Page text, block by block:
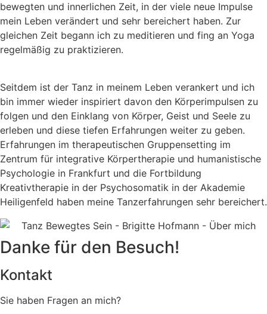
bewegten und innerlichen Zeit, in der viele neue Impulse
mein Leben verändert und sehr bereichert haben. Zur
gleichen Zeit begann ich zu meditieren und fing an Yoga
regelmäßig zu praktizieren.
Seitdem ist der Tanz in meinem Leben verankert und ich
bin immer wieder inspiriert davon den Körperimpulsen zu
folgen und den Einklang von Körper, Geist und Seele zu
erleben und diese tiefen Erfahrungen weiter zu geben.
Erfahrungen im therapeutischen Gruppensetting im
Zentrum für integrative Körpertherapie und humanistische
Psychologie in Frankfurt und die Fortbildung
Kreativtherapie in der Psychosomatik in der Akademie
Heiligenfeld haben meine Tanzerfahrungen sehr bereichert.
Danke für den Besuch!
Kontakt
Sie haben Fragen an mich?